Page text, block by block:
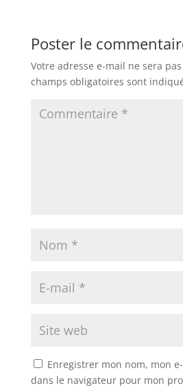
Poster le
Votre adresse e-mail ne sera
champs obligatoires sont
Enregistrer mon nom, mon
dans le navigateur pour mon